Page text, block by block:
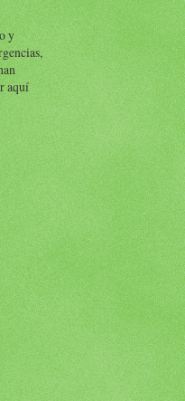
y
aquí